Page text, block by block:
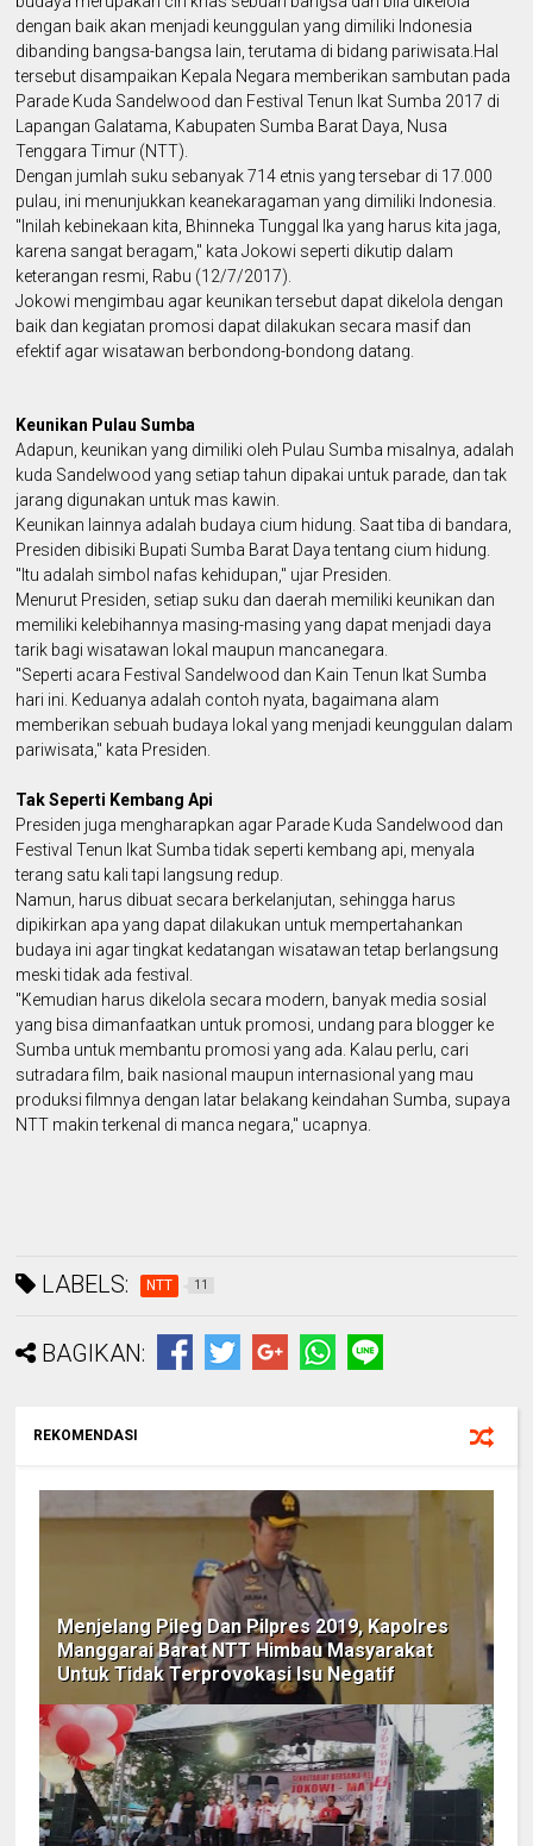
dengan baik akan menjadi keunggulan yang dimiliki Indonesia
dibanding bangsa-bangsa lain, terutama di bidang pariwisata.Hal
tersebut disampaikan Kepala Negara memberikan sambutan pada
Parade Kuda Sandelwood dan Festival Tenun Ikat Sumba 2017 di
Lapangan Galatama, Kabupaten Sumba Barat Daya, Nusa
Tenggara Timur (NTT).
Dengan jumlah suku sebanyak 714 etnis yang tersebar di 17.000
pulau, ini menunjukkan keanekaragaman yang dimiliki Indonesia.
"Inilah kebinekaan kita, Bhinneka Tunggal Ika yang harus kita jaga,
karena sangat beragam," kata Jokowi seperti dikutip dalam
keterangan resmi, Rabu (12/7/2017).
Jokowi mengimbau agar keunikan tersebut dapat dikelola dengan
baik dan kegiatan promosi dapat dilakukan secara masif dan
efektif agar wisatawan berbondong-bondong datang.
Keunikan Pulau Sumba
Adapun, keunikan yang dimiliki oleh Pulau Sumba misalnya, adalah
kuda Sandelwood yang setiap tahun dipakai untuk parade, dan tak
jarang digunakan untuk mas kawin.
Keunikan lainnya adalah budaya cium hidung. Saat tiba di bandara,
Presiden dibisiki Bupati Sumba Barat Daya tentang cium hidung.
"Itu adalah simbol nafas kehidupan," ujar Presiden.
Menurut Presiden, setiap suku dan daerah memiliki keunikan dan
memiliki kelebihannya masing-masing yang dapat menjadi daya
tarik bagi wisatawan lokal maupun mancanegara.
"Seperti acara Festival Sandelwood dan Kain Tenun Ikat Sumba
hari ini. Keduanya adalah contoh nyata, bagaimana alam
memberikan sebuah budaya lokal yang menjadi keunggulan dalam
pariwisata," kata Presiden.
Tak Seperti Kembang Api
Presiden juga mengharapkan agar Parade Kuda Sandelwood dan
Festival Tenun Ikat Sumba tidak seperti kembang api, menyala
terang satu kali tapi langsung redup.
Namun, harus dibuat secara berkelanjutan, sehingga harus
dipikirkan apa yang dapat dilakukan untuk mempertahankan
budaya ini agar tingkat kedatangan wisatawan tetap berlangsung
meski tidak ada festival.
"Kemudian harus dikelola secara modern, banyak media sosial
yang bisa dimanfaatkan untuk promosi, undang para blogger ke
Sumba untuk membantu promosi yang ada. Kalau perlu, cari
sutradara film, baik nasional maupun internasional yang mau
produksi filmnya dengan latar belakang keindahan Sumba, supaya
NTT makin terkenal di manca negara," ucapnya.
LABELS: NTT 11
BAGIKAN:
REKOMENDASI
Menjelang Pileg Dan Pilpres 2019, Kapolres
Manggarai Barat NTT Himbau Masyarakat
Untuk Tidak Terprovokasi Isu Negatif